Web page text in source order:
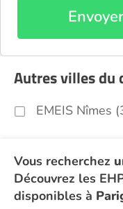
Autres villes du
EMEIS Nîmes
Vous recherchez
Découvrez les
disponibles à